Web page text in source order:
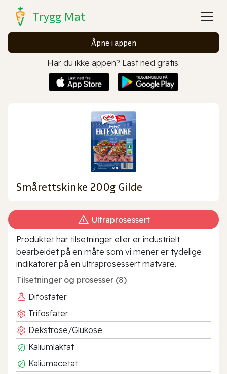
Trygg Mat
Åpne i appen
Har du ikke appen? Last ned gratis:
Smårettskinke 200g Gilde
Ultraprosessert
Produktet har tilsetninger eller er industrielt
bearbeidet på en måte som vi mener er tydelige
indikatorer på en ultraprosessert matvare.
Tilsetninger og prosesser (8)
Difosfater
Trifosfater
Dekstrose/Glukose
Kaliumlaktat
Kaliumacetat